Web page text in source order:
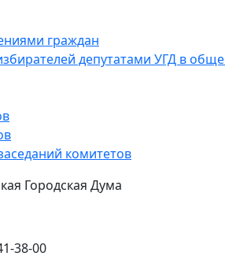
граждан
депутатами УГД в
комитетов
Городская Дума
38-00